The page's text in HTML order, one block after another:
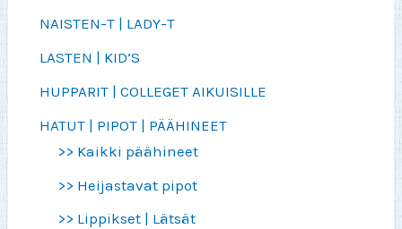
NAISTEN-T | LADY-T
LASTEN | KID’S
HUPPARIT | COLLEGET AIKUISILLE
HATUT | PIPOT | PÄÄHINEET
>> Kaikki päähineet
>> Heijastavat pipot
>> Lippikset | Lätsät